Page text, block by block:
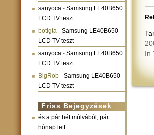
sanyoca - Samsung LE40B650
LCD TV teszt
botigta - Samsung LE40B650
LCD TV teszt
sanyoca - Samsung LE40B650
LCD TV teszt
BigRob - Samsung LE40B650
LCD TV teszt
Friss Bejegyzések
és a pár hét múlvából, pár
hónap lett
In